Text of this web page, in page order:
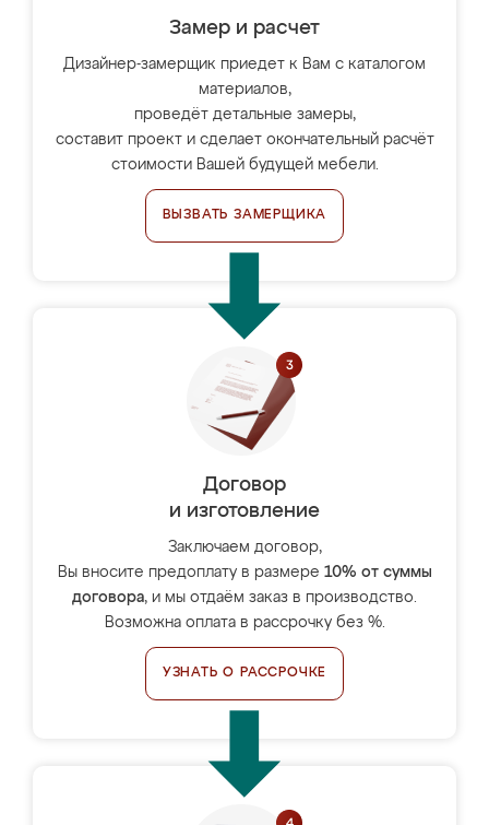
Замер и расчет
Дизайнер-замерщик приедет к Вам с каталогом
материалов,
проведёт детальные замеры,
составит проект и сделает окончательный расчёт
стоимости Вашей будущей мебели.
ВЫЗВАТЬ ЗАМЕРЩИКА
Договор
и изготовление
Заключаем договор,
Вы вносите предоплату в размере 10% от суммы
договора, и мы отдаём заказ в производство.
Возможна оплата в рассрочку без %.
УЗНАТЬ О РАССРОЧКЕ